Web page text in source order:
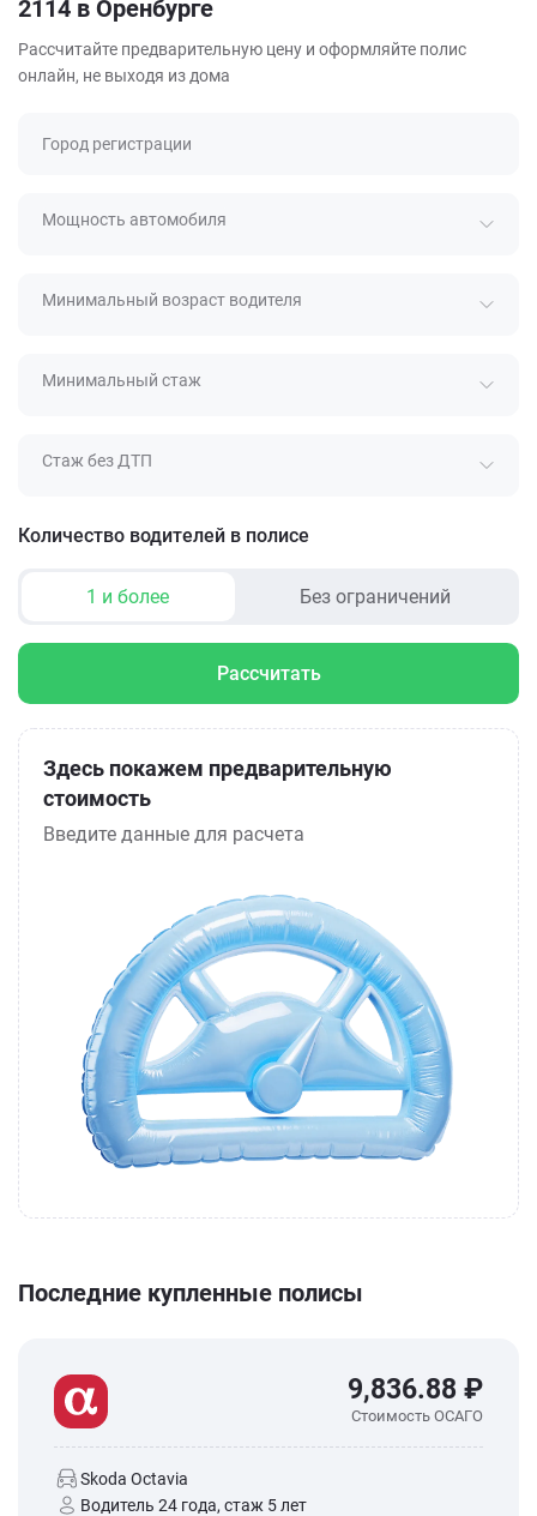
2114 в Оренбурге
Рассчитайте предварительную цену и оформляйте полис
онлайн, не выходя из дома
Город регистрации
Мощность автомобиля
Минимальный возраст водителя
Минимальный стаж
Стаж без ДТП
Количество водителей в полисе
1 и более Без ограничений
Рассчитать
Здесь покажем предварительную
стоимость
Введите данные для расчета
Последние купленные полисы
9,836.88 ₽
Стоимость ОСАГО
Skoda Octavia
Водитель 24 года, стаж 5 лет